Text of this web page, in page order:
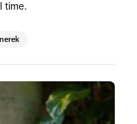
time.